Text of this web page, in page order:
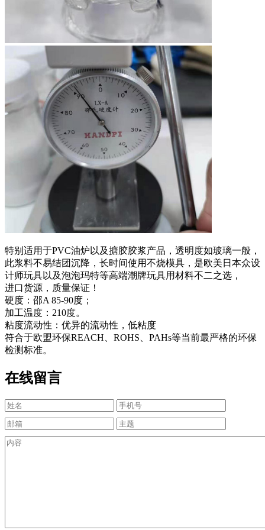
特别适用于PVC油炉以及搪胶胶浆产品，透明度如玻璃一般，
此浆料不易结团沉降，长时间使用不烧模具，是欧美日本众设
计师玩具以及泡泡玛特等高端潮牌玩具用材料不二之选，
进口货源，质量保证！
硬度：邵A 85-90度；
加工温度：210度。
粘度流动性：优异的流动性，低粘度
符合于欧盟环保REACH、ROHS、PAHs等当前最严格的环保
检测标准。
在线留言